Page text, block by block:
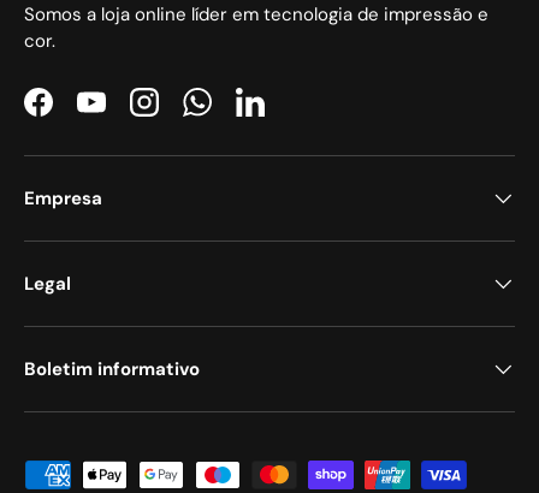
Somos a loja online líder em tecnologia de impressão e
cor.
FacebookYouTubeInstagramWhatsAppLinkedIn
Empresa
Legal
Boletim informativo
Métodos de pagamento aceites